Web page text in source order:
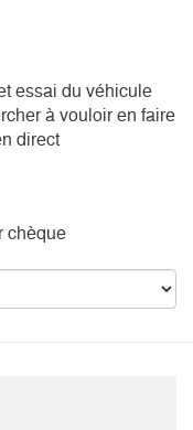
essai du véhicule
à vouloir en faire
direct
chèque